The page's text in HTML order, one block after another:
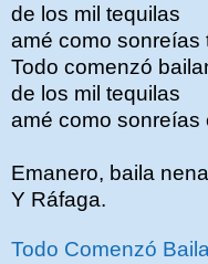
de los mil tequilas
amé como sonreías
Todo comenzó
de los mil tequilas
amé como sonreías
Emanero, baila
Y Ráfaga.
Todo Comenzó